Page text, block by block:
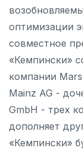
оптимизации
совместное
«Кемпински»
компании
Mainz AG -
GmbH - трех
дополняет
«Кемпински»